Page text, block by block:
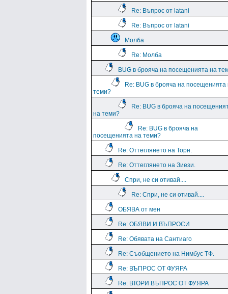
Re: Въпрос от latani
Re: Въпрос от latani
Молба
Re: Молба
BUG в брояча на посещенията на
Re: BUG в брояча на посещенията
теми?
Re: BUG в брояча на
на теми?
Re: BUG в брояча на
посещенията на теми?
Re: Оттеглянето на Торн.
Re: Оттеглянето на Зиези.
Спри, не си отивай....
Re: Спри, не си отивай....
ОБЯВА от мен
Re: ОБЯВИ И ВЪПРОСИ
Re: Обявата на Сантиаго
Re: Съобщението на Нимбус ТФ.
Re: ВЪПРОС ОТ ФУЯРА
Re: ВТОРИ ВЪПРОС ОТ ФУЯРА